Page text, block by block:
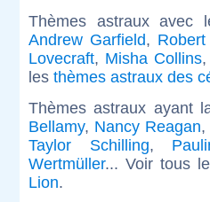
Thèmes astraux
Andrew Garfield,
Lovecraft, Misha Collins
les thèmes astraux des
Thèmes astraux ayant
Bellamy, Nancy Reagan,
Taylor Schilling,
Wertmüller... Voir tous
Lion.